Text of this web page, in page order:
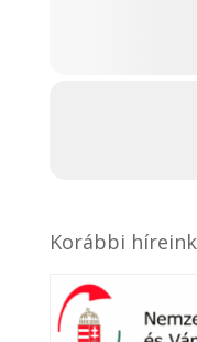
Korábbi híreink